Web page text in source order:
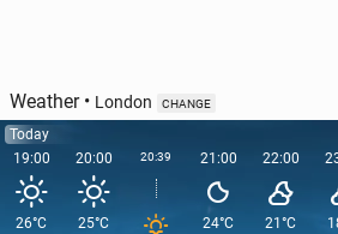
Weather• London CHANGE
Today
19:00
26°C
20:00
25°C
20:39 21:00
24°C
22:00
21°C